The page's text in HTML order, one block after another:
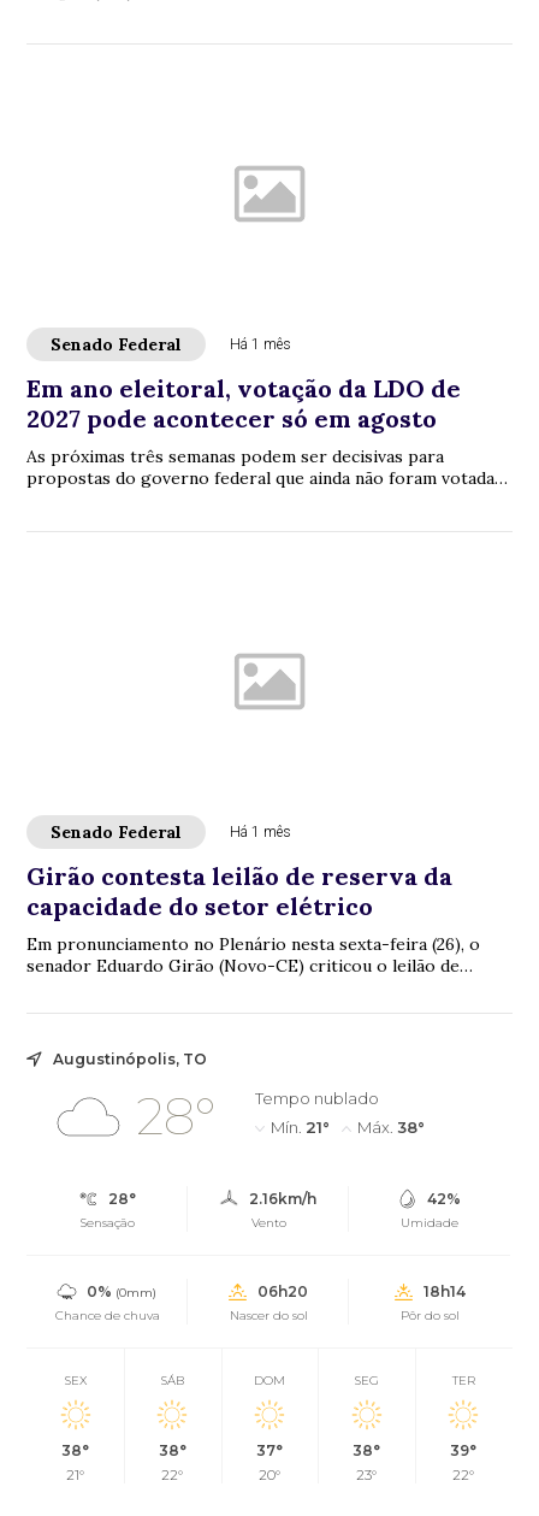
Senado Federal Há 1 mês
Em ano eleitoral, votação da LDO de
2027 pode acontecer só em agosto
As próximas três semanas podem ser decisivas para
propostas do governo federal que ainda não foram votadas
Senado Federal Há 1 mês
Girão contesta leilão de reserva da
capacidade do setor elétrico
Em pronunciamento no Plenário nesta sexta-feira (26), o
senador Eduardo Girão (Novo-CE) criticou o leilão de
Augustinópolis, TO
28°
Tempo nublado
Mín. 21° Máx. 38°
28°
Sensação
2.16km/h
Vento
42%
Umidade
0% (0mm)
Chance de chuva
06h20
Nascer do sol
18h14
Pôr do sol
SEX
38°
21°
SÁB
38°
22°
DOM
37°
20°
SEG
38°
23°
TER
39°
22°